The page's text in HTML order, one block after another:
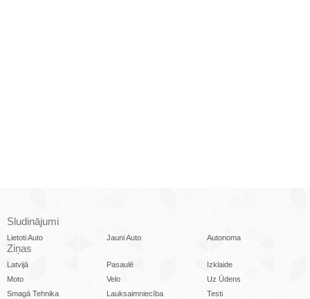
Sludinājumi
Lietoti Auto Jauni Auto Autonoma
Ziņas
Latvijā Pasaulē
Izklaide
Moto
Velo
Uz Ūdens
Smagā Tehnika
Lauksaimniecība
Testi